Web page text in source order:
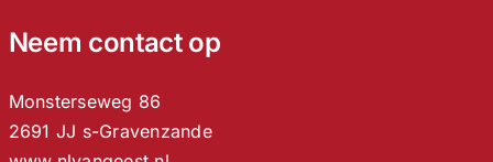
Neem contact op
Monsterseweg 86
2691 JJ s-Gravenzande